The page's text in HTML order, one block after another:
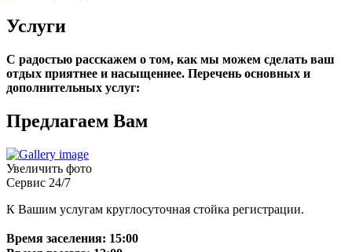
Услуги
С радостью расскажем о том, как мы можем сделать ваш
отдых приятнее и насыщеннее. Перечень основных и
дополнительных услуг:
Предлагаем Вам
Увеличить фото
Сервис 24/7
К Вашим услугам круглосуточная стойка регистрации.
Время заселения: 15:00